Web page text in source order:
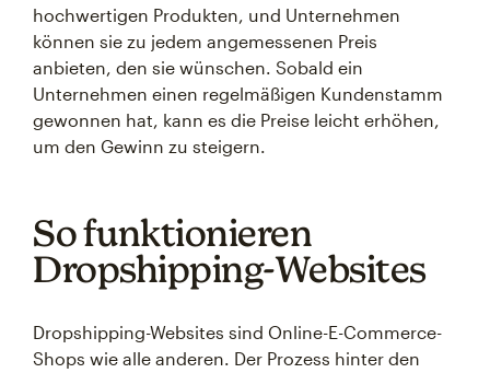
hochwertigen Produkten, und Unternehmen
können sie zu jedem angemessenen Preis
anbieten, den sie wünschen. Sobald ein
Unternehmen einen regelmäßigen Kundenstamm
gewonnen hat, kann es die Preise leicht erhöhen,
um den Gewinn zu steigern.
So funktionieren
Dropshipping-Websites
Dropshipping-Websites sind Online-E-Commerce-
Shops wie alle anderen. Der Prozess hinter den